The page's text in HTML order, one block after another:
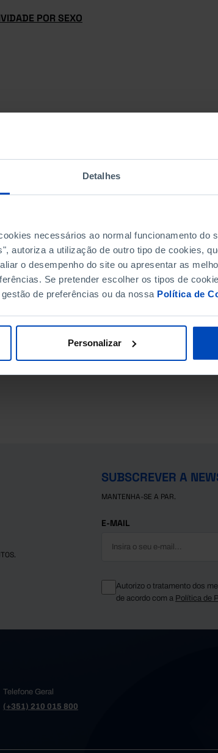
Detalhes
necessários ao normal funcionamento do
autoriza a utilização de outro tipo de cookies,
o desempenho do site ou apresentar as
Se pretender escolher os tipos de
de preferências ou da nossa Política de
Personalizar
POR SEXO
SUBSCREVER A
MANTENHA-SE A PAR.
E-MAIL
Autorizo o tratamento dos
de acordo com a Política de
Telefone Geral
(+351) 210 015 800